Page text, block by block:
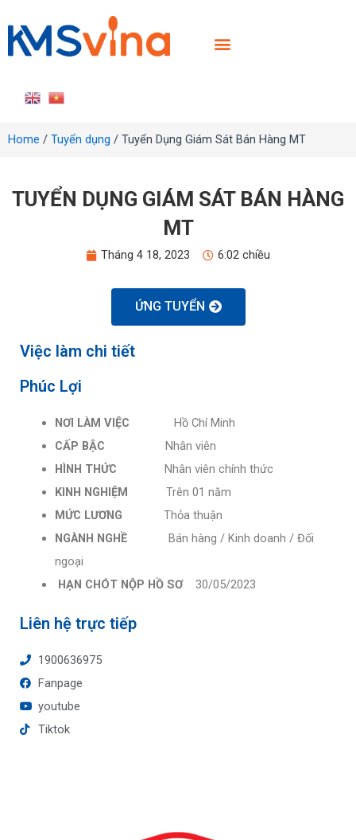
Home / Tuyển dụng / Tuyển Dụng Giám Sát Bán Hàng MT
TUYỂN DỤNG GIÁM SÁT BÁN HÀNG
MT
Tháng 4 18, 2023 6:02 chiều
ỨNG TUYỂN
Việc làm chi tiết
Phúc Lợi
NƠI LÀM VIỆC Hồ Chí Minh
CẤP BẬC Nhân viên
HÌNH THỨC
Nhân viên chính thức
KINH NGHIỆM Trên 01 năm
MỨC LƯƠNG
Thỏa thuận
NGÀNH NGHỀ
Bán hàng / Kinh doanh / Đối
ngoại
HẠN CHÓT NỘP HỒ SƠ
30/05/2023
Liên hệ trực tiếp
1900636975
Fanpage
youtube
Tiktok